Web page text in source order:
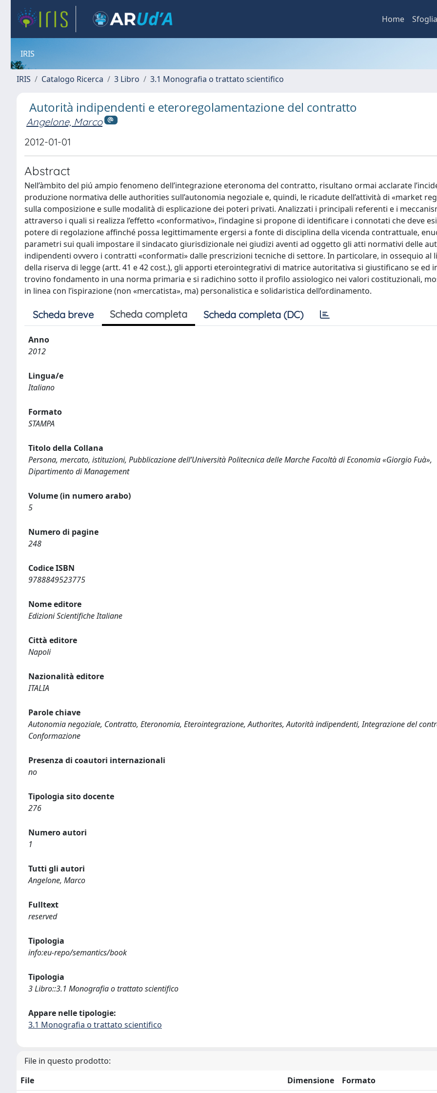
Home Sfoglia
IRIS
IRIS Catalogo Ricerca 3 Libro 3.1 Monografia o trattato scientifico
Autorità indipendenti e eteroregolamentazione del contratto
Angelone, Marco
2012-01-01
Abstract
Nell’àmbito del piú ampio fenomeno dell’integrazione eteronoma del contratto, risultano ormai acclarate
produzione normativa delle authorities sull’autonomia negoziale e, quindi, le ricadute dell’attività di «market
sulla composizione e sulle modalità di esplicazione dei poteri privati. Analizzati i principali referenti e i
attraverso i quali si realizza l’effetto «conformativo», l’indagine si propone di identificare i connotati che deve
potere di regolazione affinché possa legittimamente ergersi a fonte di disciplina della vicenda contrattuale,
parametri sui quali impostare il sindacato giurisdizionale nei giudizi aventi ad oggetto gli atti normativi delle
indipendenti ovvero i contratti «conformati» dalle prescrizioni tecniche di settore. In particolare, in ossequio al
della riserva di legge (artt. 41 e 42 cost.), gli apporti eterointegrativi di matrice autoritativa si giustificano se ed
trovino fondamento in una norma primaria e si radichino sotto il profilo assiologico nei valori costituzionali,
in linea con l’ispirazione (non «mercatista», ma) personalistica e solidaristica dell’ordinamento.
Scheda breve Scheda completa Scheda completa (DC)
Anno
2012
Lingua/e
Italiano
Formato
STAMPA
Titolo della Collana
Persona, mercato, istituzioni, Pubblicazione dell’Università Politecnica delle Marche Facoltà di Economia «Giorgio Fuà»,
Dipartimento di Management
Volume (in numero arabo)
5
Numero di pagine
248
Codice ISBN
9788849523775
Nome editore
Edizioni Scientifiche Italiane
Città editore
Napoli
Nazionalità editore
ITALIA
Parole chiave
Autonomia negoziale, Contratto, Eteronomia, Eterointegrazione, Authorites, Autorità indipendenti, Integrazione del
Conformazione
Presenza di coautori internazionali
no
Tipologia sito docente
276
Numero autori
1
Tutti gli autori
Angelone, Marco
Fulltext
reserved
Tipologia
info:eu-repo/semantics/book
Tipologia
3 Libro::3.1 Monografia o trattato scientifico
Appare nelle tipologie:
3.1 Monografia o trattato scientifico
File in questo prodotto:
File
Dimensione Formato